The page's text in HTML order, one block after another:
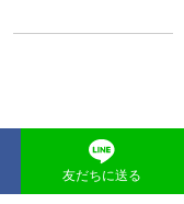
友だちに送る